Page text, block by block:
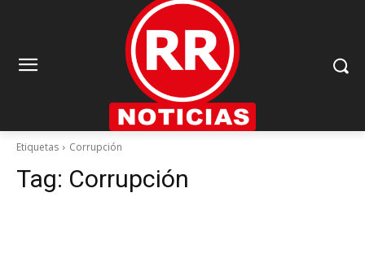
Etiquetas Corrupción
Tag: Corrupción